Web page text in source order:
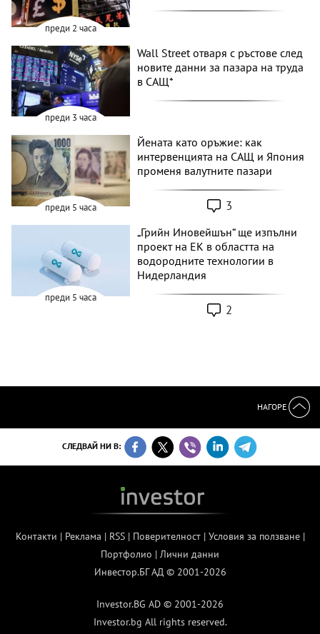
преди 2 часа
преди 3 часа
Wall Street отваря с ръстове след
новите данни за пазара на труда
в САЩ*
преди 5 часа
Йената като оръжие: как
интервенцията на САЩ и Япония
променя валутните пазари
3
преди 5 часа
„Грийн Иновейшън“ ще изпълни
проект на ЕК в областта на
водородните технологии в
Нидерландия
2
НАГОРЕ
СЛЕДВАЙ НИ В:
Контакти | Реклама | RSS| Поверителност| Условия за ползване|
Портфолио | Лични данни
Инвестор.БГ АД © 2001-2026
Investor.BG AD © 2001-2026
Investor.bg All rights reserved.